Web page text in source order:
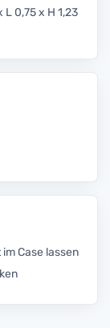
0,75 x H 1,23
Case lassen